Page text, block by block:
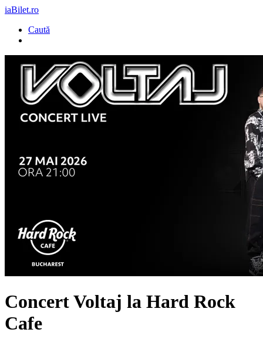
iaBilet.ro
Caută
Concert Voltaj la Hard Rock
Cafe